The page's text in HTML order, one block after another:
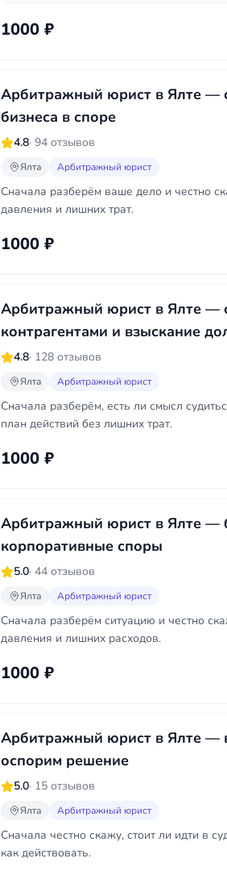
1000 ₽
Арбитражный юрист в Ялте —
бизнеса в споре
4.8· 94 отзывов
Ялта Арбитражный юрист
Сначала разберём ваше дело и честно
давления и лишних трат.
1000 ₽
Арбитражный юрист в Ялте —
контрагентами и взыскание
4.8· 128 отзывов
Ялта Арбитражный юрист
Сначала разберём, есть ли смысл
план действий без лишних трат.
1000 ₽
Арбитражный юрист в Ялте —
корпоративные споры
5.0· 44 отзывов
Ялта Арбитражный юрист
Сначала разберём ситуацию и честно
давления и лишних расходов.
1000 ₽
Арбитражный юрист в Ялте —
оспорим решение
5.0· 15 отзывов
Ялта Арбитражный юрист
Сначала честно скажу, стоит ли идти в
как действовать.